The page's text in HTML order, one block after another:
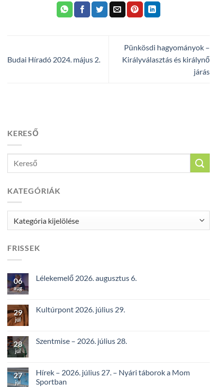
Budai Híradó 2024. május 2.
Pünkösdi hagyományok –
Királyválasztás és királynő
járás
KERESŐ
KATEGÓRIÁK
FRISSEK
06
aug
Lélekemelő 2026. augusztus 6.
29
júl
Kultúrpont 2026. július 29.
28
júl
Szentmise – 2026. július 28.
27
júl
Hírek – 2026. július 27. – Nyári táborok a Mom
Sportban